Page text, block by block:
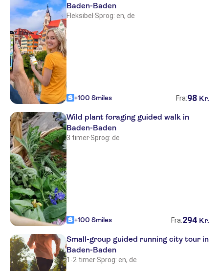
Baden-Baden
Fleksibel ·Sprog: en, de
+100 Smiles Fra:98 Kr.
Wild plant foraging guided walk in
Baden-Baden
3 timer·Sprog: de
+100 Smiles Fra:294 Kr.
Small-group guided running city tour in
Baden-Baden
1-2 timer·Sprog: en, de